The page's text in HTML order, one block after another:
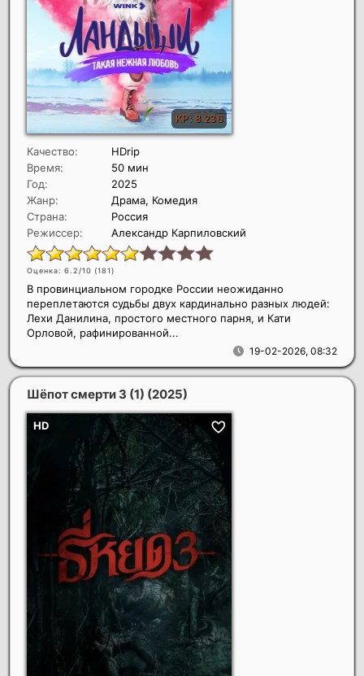
Качество:
HDrip
Время:
50 мин
Год:
2025
Жанр:
Драма, Комедия
Страна:
Россия
Режиссер:
Александр Карпиловский
Оценка: 6.2/10 (181)
19-02-2026, 08:32
В провинциальном городке России неожиданно
переплетаются судьбы двух кардинально разных людей:
Лехи Данилина, простого местного парня, и Кати
Орловой, рафинированной...
Шёпот смерти 3 (1) (2025)